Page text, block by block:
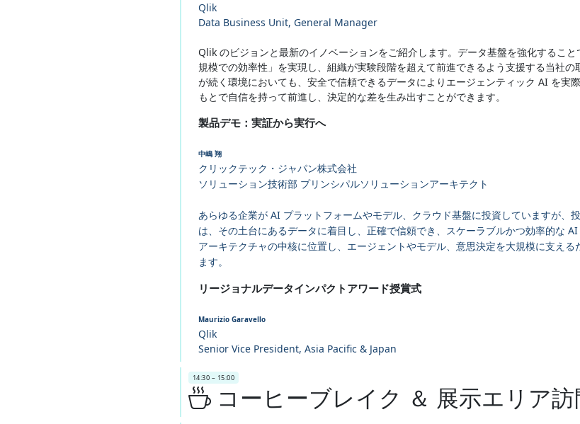
Qlik
Data Business Unit, General Manager
Qlik のビジョンと最新のイノベーションをご紹介します。データ基盤を強化するこ
規模での効率性」を実現し、組織が実験段階を超えて前進できるよう支援する当社
が続く環境においても、安全で信頼できるデータによりエージェンティック AI を実
もとで自信を持って前進し、決定的な差を生み出すことができます。
製品デモ：実証から実行へ
中嶋 翔
クリックテック・ジャパン株式会社
ソリューション技術部 プリンシパルソリューションアーキテクト
あらゆる企業が AI プラットフォームやモデル、クラウド基盤に投資していますが、
は、その土台にあるデータに着目し、正確で信頼でき、スケーラブルかつ効率的な
アーキテクチャの中核に位置し、エージェントやモデル、意思決定を大規模に支え
ます。
リージョナルデータインパクトアワード授賞式
Maurizio Garavello
Qlik
Senior Vice President, Asia Pacific & Japan
14:30 – 15:00
コーヒーブレイク ＆ 展示エリア訪